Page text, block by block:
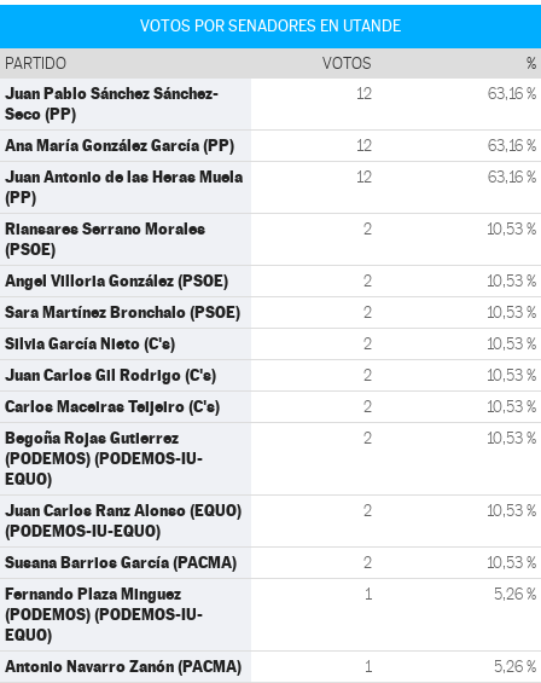
VOTOS POR SENADORES EN UTANDE
PARTIDO VOTOS %
Juan Pablo Sánchez Sánchez-
Seco (PP)
12 63,16 %
Ana María González García (PP) 12 63,16 %
Juan Antonio de las Heras Muela
(PP)
12 63,16 %
Riansares Serrano Morales
(PSOE)
2 10,53 %
Angel Villoria González (PSOE) 2 10,53 %
Sara Martínez Bronchalo (PSOE) 2 10,53 %
Silvia García Nieto (C's) 2 10,53 %
Juan Carlos Gil Rodrigo (C's) 2 10,53 %
Carlos Maceiras Teijeiro (C's) 2 10,53 %
Begoña Rojas Gutierrez
(PODEMOS) (PODEMOS-IU-
EQUO)
2 10,53 %
Juan Carlos Ranz Alonso (EQUO)
(PODEMOS-IU-EQUO)
2 10,53 %
Susana Barrios García (PACMA) 2 10,53 %
Fernando Plaza Minguez
(PODEMOS) (PODEMOS-IU-
EQUO)
1 5,26 %
Antonio Navarro Zanón (PACMA) 1 5,26 %